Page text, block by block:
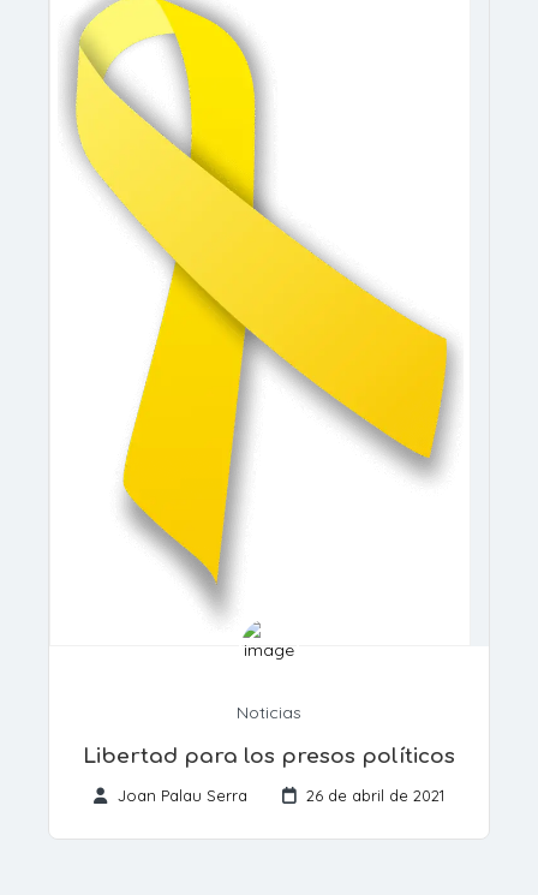
Noticias
Libertad para los presos políticos
Joan Palau Serra 26 de abril de 2021